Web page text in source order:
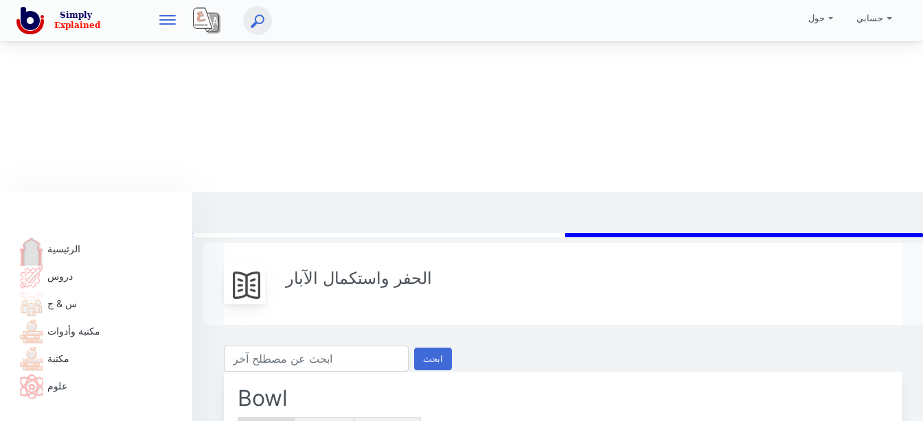
حول حسابي
الرئيسية
دروس
س & ج
مكتبة وأدوات
مكتبة
علوم
الحفر واستكمال الآبار
ابحث
Bowl